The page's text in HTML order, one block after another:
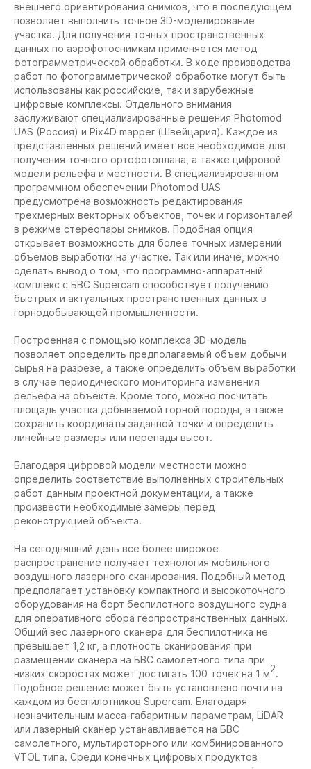
внешнего ориентирования снимков, что в последующем
позволяет выполнить точное 3D-моделирование
участка. Для получения точных пространственных
данных по аэрофотоснимкам применяется метод
фотограмметрической обработки. В ходе производства
работ по фотограмметрической обработке могут быть
использованы как российские, так и зарубежные
цифровые комплексы. Отдельного внимания
заслуживают специализированные решения Photomod
UAS (Россия) и Pix4D mapper (Швейцария). Каждое из
представленных решений имеет все необходимое для
получения точного ортофотоплана, а также цифровой
модели рельефа и местности. В специализированном
программном обеспечении Photomod UAS
предусмотрена возможность редактирования
трехмерных векторных объектов, точек и горизонталей
в режиме стереопары снимков. Подобная опция
открывает возможность для более точных измерений
объемов выработки на участке. Так или иначе, можно
сделать вывод о том, что программно-аппаратный
комплекс с БВС Supercam способствует получению
быстрых и актуальных пространственных данных в
горнодобывающей промышленности.
Построенная с помощью комплекса 3D-модель
позволяет определить предполагаемый объем добычи
сырья на разрезе, а также определить объем выработки
в случае периодического мониторинга изменения
рельефа на объекте. Кроме того, можно посчитать
площадь участка добываемой горной породы, а также
сохранить координаты заданной точки и определить
линейные размеры или перепады высот.
Благодаря цифровой модели местности можно
определить соответствие выполненных строительных
работ данным проектной документации, а также
произвести необходимые замеры перед
реконструкцией объекта.
На сегодняшний день все более широкое
распространение получает технология мобильного
воздушного лазерного сканирования. Подобный метод
предполагает установку компактного и высокоточного
оборудования на борт беспилотного воздушного судна
для оперативного сбора геопространственных данных.
Общий вес лазерного сканера для беспилотника не
превышает 1,2 кг, а плотность сканирования при
размещении сканера на БВС самолетного типа при
низких скоростях может достигать 100 точек на 1 м2.
Подобное решение может быть установлено почти на
каждом из беспилотников Supercam. Благодаря
незначительным масса-габаритным параметрам, LiDAR
или лазерный сканер устанавливается на БВС
самолетного, мультироторного или комбинированного
VTOL типа. Среди конечных цифровых продуктов